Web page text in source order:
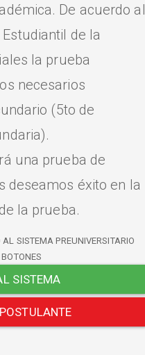
De acuerdo al
de la
la prueba
necesarios
(5to de
una prueba de
deseamos éxito en la
la prueba.
SISTEMA PREUNIVERSITARIO
SISTEMA